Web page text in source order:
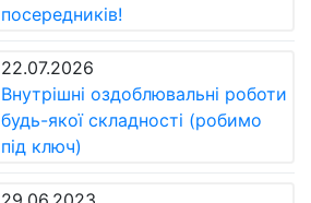
посередників!
22.07.2026
Внутрішні оздоблювальні роботи
будь-якої складності (робимо
під ключ)